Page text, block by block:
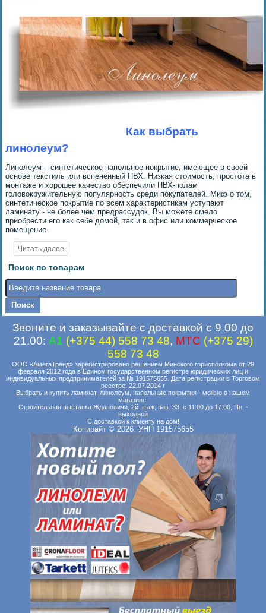
Как выбрать
линолеум?
Линолеум – синтетическое напольное покрытие, имеющее в своей
основе текстиль или вспененный ПВХ. Низкая стоимость, простота в
монтаже и хорошее качество обеспечили ПВХ-полам
головокружительную популярность среди покупателей. Миф о том,
синтетическое покрытие по всем характеристикам уступают
ламинату - не более чем предрассудок. Вы можете смело
приобрести его как себе домой, так и в офис или коммерческое
помещение.
Поиск по товарам
Звоните и заказывайте с доставкой с 9.00 до
21.00: A1 (+375 44) 558 73 48, MTC (+375 29)
558 73 48
ООО «АмегаТренд» зарегистрировано решением Минского горисполкома от 29
февраля 2012 года в Едином государственном регистре юридических лиц и
индивидуальных предпринимателей за № 191575655. Дата регистрации в Торговом
реестре: 22.07.2014 г
Выбрать и купить ламинат, линолеум, напольные покрытия - можно в нашем
магазине:
Строительная выставка Ждановичи, 2й этаж, пав. 33, с 11:00 до 17:00, Пн. -
выходной
С доставкой к клиенту на дом!
Копирайт © 2026. УНП 191575655